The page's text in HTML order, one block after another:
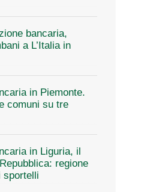
bancaria,
a L’Italia in
in Piemonte.
comuni su tre
in Liguria, il
regione
sportelli